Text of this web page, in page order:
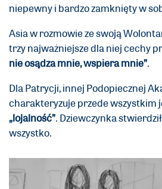
niepewny i bardzo zamknięty w
Asia w rozmowie ze swoją
trzy najważniejsze dla niej cechy
nie osądza mnie, wspiera mnie”.
Dla Patrycji, innej Podopiecznej
charakteryzuje przede wszystkim
„lojalność”. Dziewczynka
wszystko.